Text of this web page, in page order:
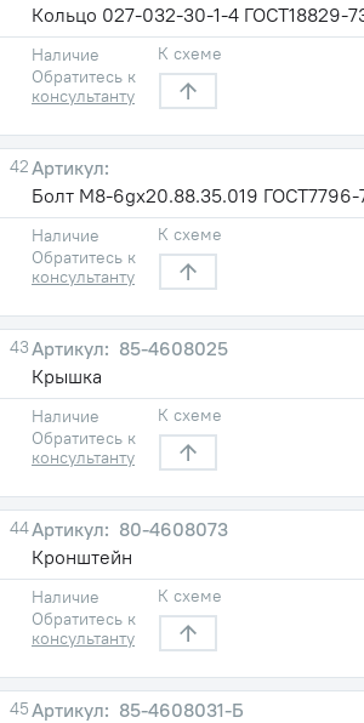
Кольцо 027-032-30-1-4 ГОСТ18829-
Наличие
Обратитесь к
консультанту
К схеме
42
Болт М8-6gх20.88.35.019 ГОСТ7796-
Наличие
Обратитесь к
консультанту
К схеме
43
85-4608025
Крышка
Наличие
Обратитесь к
консультанту
К схеме
44
80-4608073
Кронштейн
Наличие
Обратитесь к
консультанту
К схеме
45
85-4608031-Б